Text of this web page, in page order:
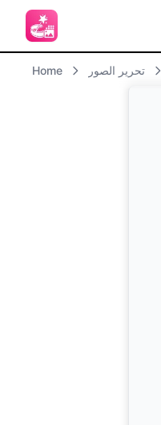
Home تحرير الصور